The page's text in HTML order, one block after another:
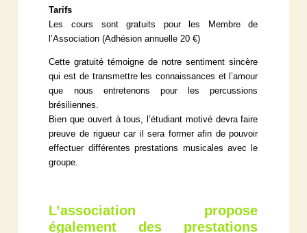
Tarifs
Les cours sont gratuits pour les Membre de
l’Association (Adhésion annuelle 20 €)
Cette gratuité témoigne de notre sentiment sincère
qui est de transmettre les connaissances et l’amour
que nous entretenons pour les percussions
brésiliennes.
Bien que ouvert à tous, l’étudiant motivé devra faire
preuve de rigueur car il sera former afin de pouvoir
effectuer différentes prestations musicales avec le
groupe.
L’association propose
également des prestations